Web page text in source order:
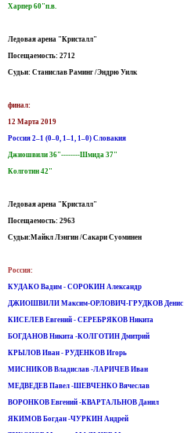
Харпер 60"п.в.
Ледовая арена "Кристалл"
Посещаемость: 2712
Судьи: Станислав Раминг /Эндрю Уилк
финал:
12 Марта 2019
Россия 2–1 (0–0, 1–1, 1–0) Словакия
Джиошвили 36"--------Шмида 37"
Колготин 42"
Ледовая арена "Кристалл"
Посещаемость: 2963
Судьи:Майкл Лэнгин /Сакари Суоминен
Россия:
КУДАКО Вадим - СОРОКИН Александр
ДЖИОШВИЛИ Максим-ОРЛОВИЧ-ГРУДКОВ Денис
КИСЕЛЕВ Евгений - СЕРЕБРЯКОВ Никита
БОГДАНОВ Никита -КОЛГОТИН Дмитрий
КРЫЛОВ Иван - РУДЕНКОВ Игорь
МИСНИКОВ Владислав -ЛАРИЧЕВ Иван
МЕДВЕДЕВ Павел -ШЕВЧЕНКО Вячеслав
ВОРОНКОВ Евгений -КВАРТАЛЬНОВ Данил
ЯКИМОВ Богдан -ЧУРКИН Андрей